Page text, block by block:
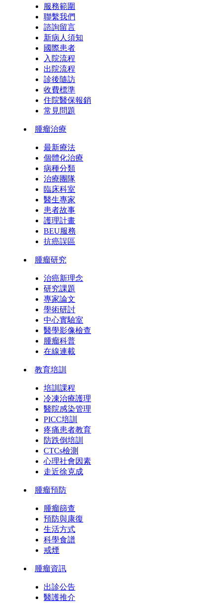
服務範圍
聯繫我們
諮詢留言
新病人須知
國際患者
入院流程
出院流程
診後隨訪
收費標準
住院醫保報銷
常見問題
腫瘤治療
最新療法
個體化治療
病種分類
治療團隊
臨床科室
醫生專家
患者故事
護理計畫
BEU服務
抗癌誤區
腫瘤研究
治癌新理念
研究課題
專家論文
學術研討
中心實驗室
醫學影像檢查
腫瘤科普
在線連載
教育培訓
培訓課程
冷凍治療護理
醫院感染管理
PICC培訓
疼痛患者教育
防跌倒培訓
CTCs檢測
心理社會因素
走近徐克成
腫瘤預防
腫瘤篩查
預防與康復
生活方式
科學食譜
戒煙
腫瘤資訊
出診公告
醫護推介